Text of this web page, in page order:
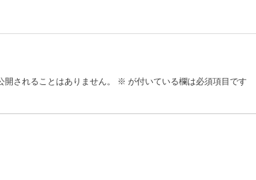
されることはありません。
※ が付いている欄は必須項目です